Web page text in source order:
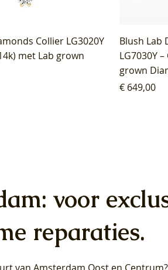
Collier LG3020Y
met Lab grown
Blush Lab
LG7030Y
grown
Prijs
€ 649,00
voor
reparaties.